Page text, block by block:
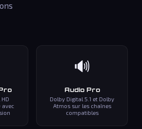
avec
🔊
Audio Pro
Dolby Digital 5.1 et Dolby
Atmos sur les chaînes
compatibles